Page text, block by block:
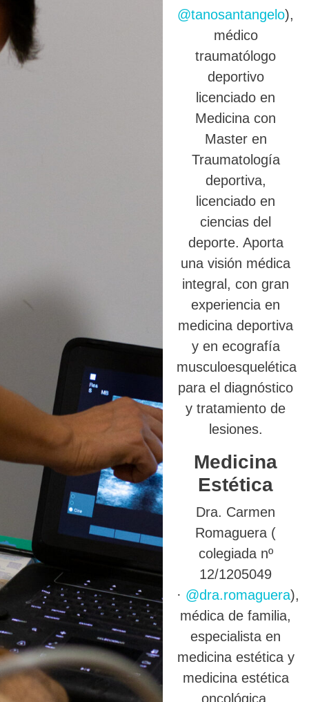
@tanosantangelo),
médico
traumatólogo
deportivo
licenciado en
Medicina con
Master en
Traumatología
deportiva,
licenciado en
ciencias del
deporte. Aporta
una visión médica
integral, con gran
experiencia en
medicina deportiva
y en ecografía
musculoesquelética
para el diagnóstico
y tratamiento de
lesiones.
Medicina
Estética
Dra. Carmen
Romaguera (
colegiada nº
12/1205049
· @dra.romaguera),
médica de familia,
especialista en
medicina estética y
medicina estética
oncológica.